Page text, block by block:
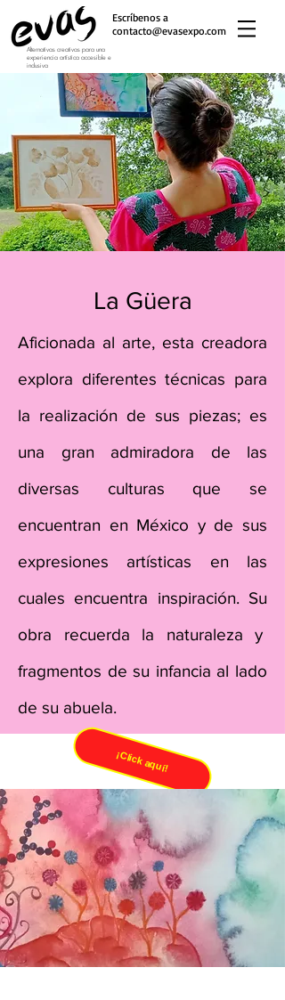
Escríbenos a
contacto@evasexpo.com
Alternativas creativas para una
experiencia artística accesible e
inclusiva
La Güera
Aficionada al arte, esta creadora
explora diferentes técnicas para
la realización de sus piezas; es
una gran admiradora de las
diversas culturas que se
encuentran en México y de sus
expresiones artísticas en las
cuales encuentra inspiración. Su
obra recuerda la naturaleza y
fragmentos de su infancia al lado
de su abuela.
¡Click aquí!